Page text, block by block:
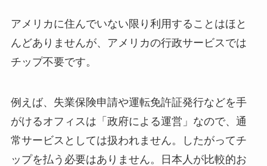
アメリカに住んでいない限り利用することはほと
んどありませんが、アメリカの行政サービスでは
チップ不要です。
例えば、失業保険申請や運転免許証発行などを手
がけるオフィスは「政府による運営」なので、通
常サービスとしては扱われません。したがってチ
ップを払う必要はありません。日本人が比較的お